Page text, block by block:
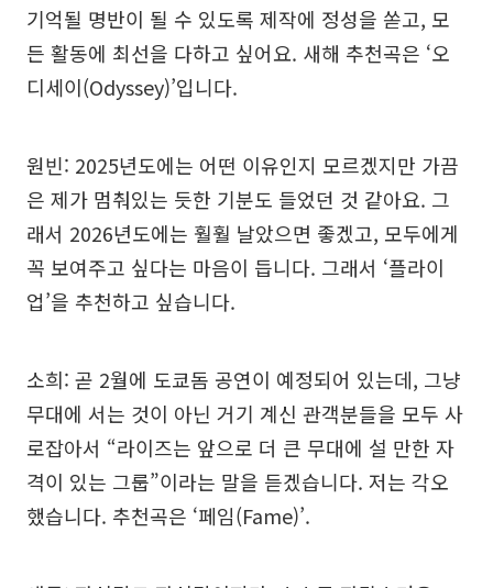
기억될 명반이 될 수 있도록 제작에 정성을 쏟고, 모
든 활동에 최선을 다하고 싶어요. 새해 추천곡은 ‘오
디세이(Odyssey)’입니다.
원빈: 2025년도에는 어떤 이유인지 모르겠지만 가끔
은 제가 멈춰있는 듯한 기분도 들었던 것 같아요. 그
래서 2026년도에는 훨훨 날았으면 좋겠고, 모두에게
꼭 보여주고 싶다는 마음이 듭니다. 그래서 ‘플라이
업’을 추천하고 싶습니다.
소희: 곧 2월에 도쿄돔 공연이 예정되어 있는데, 그냥
무대에 서는 것이 아닌 거기 계신 관객분들을 모두 사
로잡아서 “라이즈는 앞으로 더 큰 무대에 설 만한 자
격이 있는 그룹”이라는 말을 듣겠습니다. 저는 각오
했습니다. 추천곡은 ‘페임(Fame)’.